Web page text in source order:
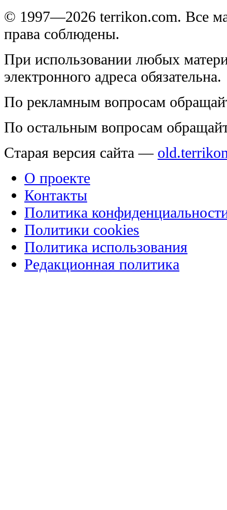
© 1997—2026 terrikon.com. Все
права соблюдены.
При использовании любых
электронного адреса обязательна.
По рекламным вопросам
По остальным вопросам
Старая версия сайта —
О проекте
Контакты
Политика
Политики cookies
Политика использования
Редакционная политика